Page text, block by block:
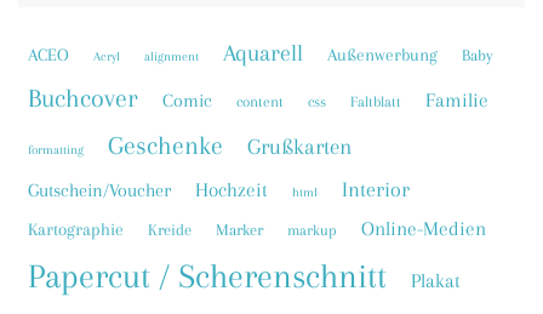
ACEO Acryl alignment Aquarell Außenwerbung Baby
Buchcover Comic content css Faltblatt Familie
formatting Geschenke Grußkarten
Gutschein/Voucher Hochzeit html Interior
Kartographie Kreide Marker markup Online-Medien
Papercut / Scherenschnitt Plakat